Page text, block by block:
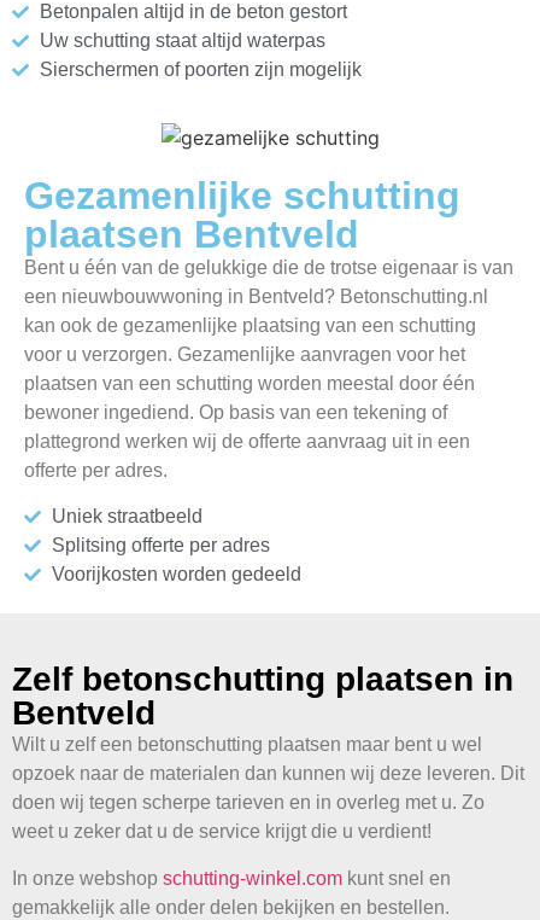
Betonpalen altijd in de beton gestort
Uw schutting staat altijd waterpas
Sierschermen of poorten zijn mogelijk
Gezamenlijke schutting
plaatsen Bentveld
Bent u één van de gelukkige die de trotse eigenaar is van
een nieuwbouwwoning in Bentveld? Betonschutting.nl
kan ook de gezamenlijke plaatsing van een schutting
voor u verzorgen. Gezamenlijke aanvragen voor het
plaatsen van een schutting worden meestal door één
bewoner ingediend. Op basis van een tekening of
plattegrond werken wij de offerte aanvraag uit in een
offerte per adres.
Uniek straatbeeld
Splitsing offerte per adres
Voorijkosten worden gedeeld
Zelf betonschutting plaatsen in
Bentveld
Wilt u zelf een betonschutting plaatsen maar bent u wel
opzoek naar de materialen dan kunnen wij deze leveren. Dit
doen wij tegen scherpe tarieven en in overleg met u. Zo
weet u zeker dat u de service krijgt die u verdient!
In onze webshop schutting-winkel.com kunt snel en
gemakkelijk alle onder delen bekijken en bestellen.